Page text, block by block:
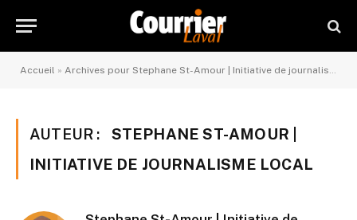
Accueil » Archives pour Stephane St-Amour | Initiative de journalisme local
AUTEUR :
STEPHANE ST-AMOUR |
INITIATIVE DE JOURNALISME LOCAL